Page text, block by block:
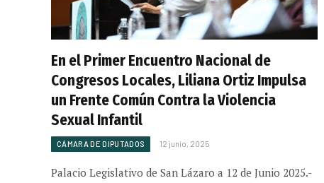
En el Primer Encuentro Nacional de
Congresos Locales, Liliana Ortiz Impulsa
un Frente Común Contra la Violencia
Sexual Infantil
CÁMARA DE DIPUTADOS 12 junio, 2025
Palacio Legislativo de San Lázaro a 12 de Junio 2025.-